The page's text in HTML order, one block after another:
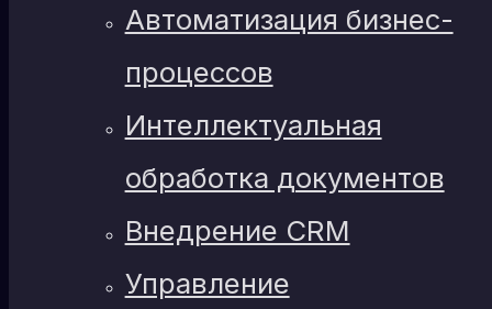
Автоматизация бизнес-
процессов
Интеллектуальная
обработка документов
Внедрение CRM
Управление